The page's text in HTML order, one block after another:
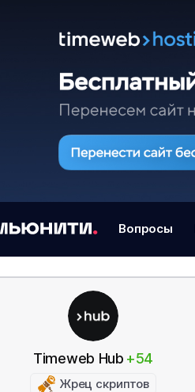
Вопросы
Timeweb Hub +54
Жрец скриптов